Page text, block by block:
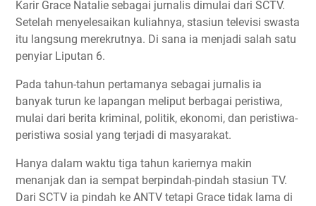
Karir Grace Natalie sebagai jurnalis dimulai dari SCTV.
Setelah menyelesaikan kuliahnya, stasiun televisi swasta
itu langsung merekrutnya. Di sana ia menjadi salah satu
penyiar Liputan 6.
Pada tahun-tahun pertamanya sebagai jurnalis ia
banyak turun ke lapangan meliput berbagai peristiwa,
mulai dari berita kriminal, politik, ekonomi, dan peristiwa-
peristiwa sosial yang terjadi di masyarakat.
Hanya dalam waktu tiga tahun kariernya makin
menanjak dan ia sempat berpindah-pindah stasiun TV.
Dari SCTV ia pindah ke ANTV tetapi Grace tidak lama di